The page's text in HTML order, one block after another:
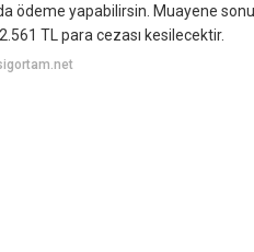
ödeme yapabilirsin. Muayene
TL para cezası kesilecektir.